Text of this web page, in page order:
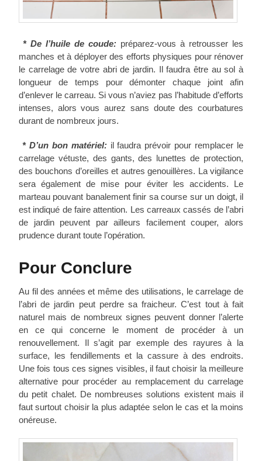
* De l’huile de coude: préparez-vous à retrousser les
manches et à déployer des efforts physiques pour rénover
le carrelage de votre abri de jardin. Il faudra être au sol à
longueur de temps pour démonter chaque joint afin
d’enlever le carreau. Si vous n’aviez pas l’habitude d’efforts
intenses, alors vous aurez sans doute des courbatures
durant de nombreux jours.
* D’un bon matériel:il faudra prévoir pour remplacer le
carrelage vétuste, des gants, des lunettes de protection,
des bouchons d’oreilles et autres genouillères. La vigilance
sera également de mise pour éviter les accidents. Le
marteau pouvant banalement finir sa course sur un doigt, il
est indiqué de faire attention. Les carreaux cassés de l’abri
de jardin peuvent par ailleurs facilement couper, alors
prudence durant toute l’opération.
Pour Conclure
Au fil des années et même des utilisations, le carrelage de
l’abri de jardin peut perdre sa fraicheur. C’est tout à fait
naturel mais de nombreux signes peuvent donner l’alerte
en ce qui concerne le moment de procéder à un
renouvellement. Il s’agit par exemple des rayures à la
surface, les fendillements et la cassure à des endroits.
Une fois tous ces signes visibles, il faut choisir la meilleure
alternative pour procéder au remplacement du carrelage
du petit chalet. De nombreuses solutions existent mais il
faut surtout choisir la plus adaptée selon le cas et la moins
onéreuse.